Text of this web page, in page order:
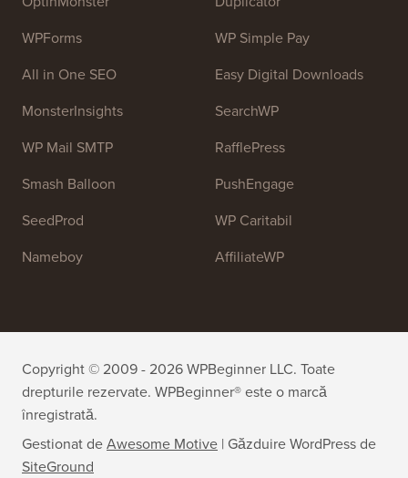
web.
Personal!
OptinMonster
WPForms
All in One SEO
WP Mail SMTP
Smash Balloon
SeedProd
Nameboy
Duplicator
WP Simple Pay
Easy Digital Downloads
RafflePress
PushEngage
WP Caritabil
AffiliateWP